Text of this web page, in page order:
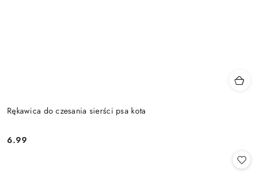
Rękawica do czesania sierści psa kota
Cena:
6.99